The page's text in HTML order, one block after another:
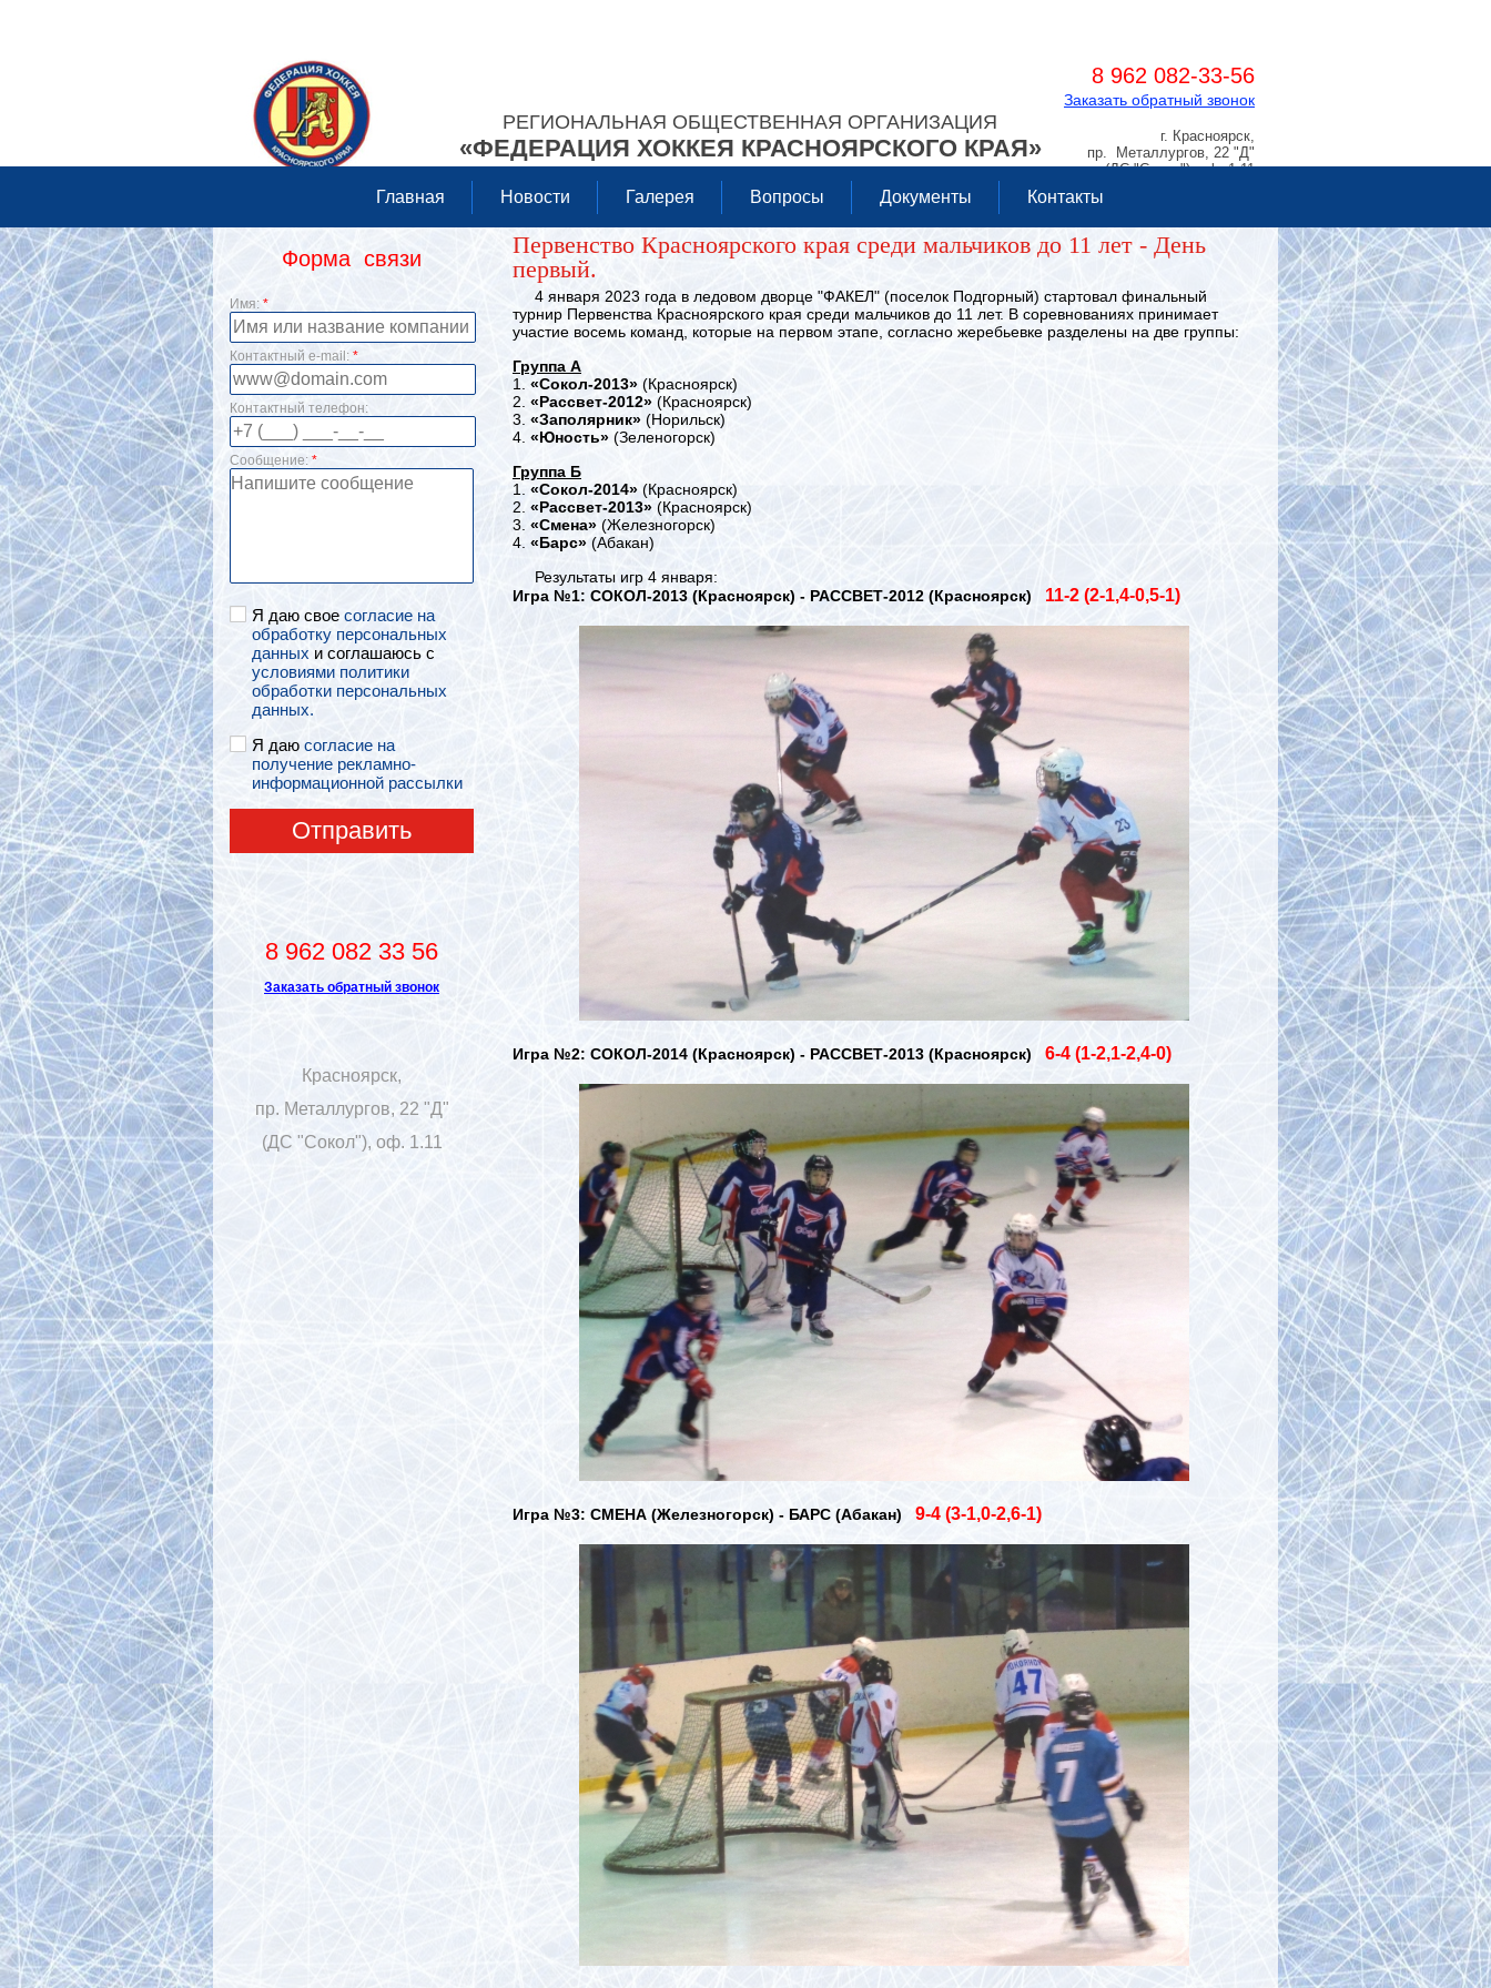
РЕГИОНАЛЬНАЯ ОБЩЕСТВЕННАЯ ОРГАНИЗАЦИЯ
«ФЕДЕРАЦИЯ ХОККЕЯ КРАСНОЯРСКОГО КРАЯ»
8 962 082-33-56
Заказать обратный звонок
г. Красноярск,
пр. Металлургов, 22 "Д"
(ДС "Сокол"), оф. 1.11
Главная Новости Галерея Вопросы Документы Контакты
Форма связи
Имя: *
Контактный e-mail: *
Контактный телефон:
Сообщение: *
Я даю свое согласие на
обработку персональных
данных и соглашаюсь с
условиями политики
обработки персональных
данных.
Я даю согласие на
получение рекламно-
информационной рассылки
Отправить
8 962 082 33 56
Заказать обратный звонок
Красноярск,
пр. Металлургов, 22 "Д"
(ДС "Сокол"), оф. 1.11
Первенство Красноярского края среди мальчиков до 11 лет - День
первый.
4 января 2023 года в ледовом дворце "ФАКЕЛ" (поселок Подгорный) стартовал финальный
турнир Первенства Красноярского края среди мальчиков до 11 лет. В соревнованиях принимает
участие восемь команд, которые на первом этапе, согласно жеребьевке разделены на две группы:
Группа А
1. «Сокол-2013» (Красноярск)
2. «Рассвет-2012» (Красноярск)
3. «Заполярник» (Норильск)
4. «Юность» (Зеленогорск)
Группа Б
1. «Сокол-2014» (Красноярск)
2. «Рассвет-2013» (Красноярск)
3. «Смена» (Железногорск)
4. «Барс» (Абакан)
Результаты игр 4 января:
Игра №1: СОКОЛ-2013 (Красноярск) - РАССВЕТ-2012 (Красноярск) 11-2 (2-1,4-0,5-1)
Игра №2: СОКОЛ-2014 (Красноярск) - РАССВЕТ-2013 (Красноярск) 6-4 (1-2,1-2,4-0)
Игра №3: СМЕНА (Железногорск) - БАРС (Абакан) 9-4 (3-1,0-2,6-1)